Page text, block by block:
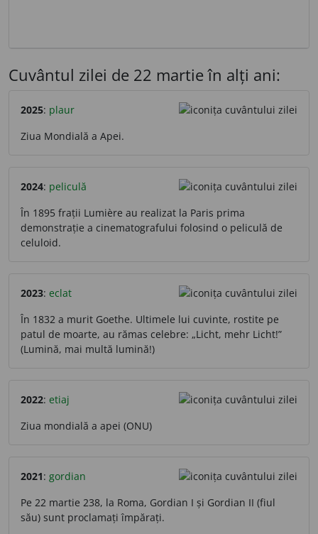
Cuvântul zilei de 22 martie în alți ani:
2025: plaur
Ziua Mondială a Apei.
2024: peliculă
În 1895 frații Lumière au realizat la Paris prima
demonstrație a cinematografului folosind o peliculă de
celuloid.
2023: eclat
În 1832 a murit Goethe. Ultimele lui cuvinte, rostite pe
patul de moarte, au rămas celebre: „Licht, mehr Licht!”
(Lumină, mai multă lumină!)
2022: etiaj
Ziua mondială a apei (ONU)
2021: gordian
Pe 22 martie 238, la Roma, Gordian I și Gordian II (fiul
său) sunt proclamați împărați.